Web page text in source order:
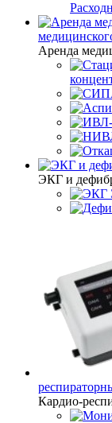
Аренда
ЭКГ и
Кардио-